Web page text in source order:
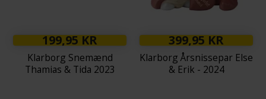
199,95 KR
Klarborg Snemænd
Thamias & Tida 2023
399,95 KR
Klarborg Årsnissepar Else
& Erik - 2024